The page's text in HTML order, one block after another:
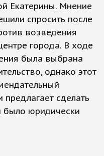
Екатерины. Мнение
спросить после
возведения
города. В ходе
была выбрана
однако этот
сделать
было юридически